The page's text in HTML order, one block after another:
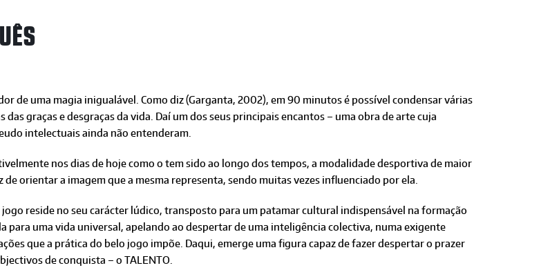
de uma magia inigualável. Como diz (Garganta, 2002), em 90 minutos é possível condensar várias
graças e desgraças da vida. Daí um dos seus principais encantos – uma obra de arte cuja
intelectuais ainda não entenderam.
nos dias de hoje como o tem sido ao longo dos tempos, a modalidade desportiva de maior
de orientar a imagem que a mesma representa, sendo muitas vezes influenciado por ela.
jogo reside no seu carácter lúdico, transposto para um patamar cultural indispensável na formação
para uma vida universal, apelando ao despertar de uma inteligência colectiva, numa exigente
que a prática do belo jogo impõe. Daqui, emerge uma figura capaz de fazer despertar o prazer
de conquista – o TALENTO.